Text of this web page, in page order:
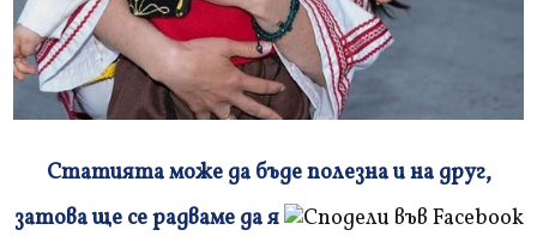
и
Статията може да бъде полезна и на друг,
затова ще се радваме да я